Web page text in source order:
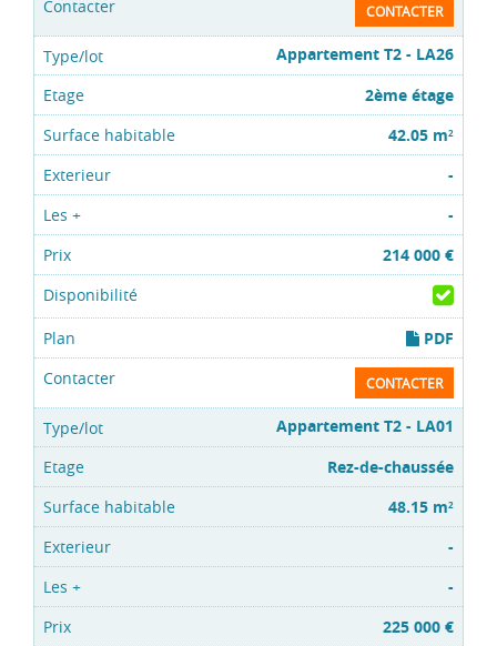
CONTACTER
Appartement T2 - LA26
2ème étage
42.05 m2
-
-
214 000 €
PDF
CONTACTER
Appartement T2 - LA01
Rez-de-chaussée
48.15 m2
-
-
225 000 €